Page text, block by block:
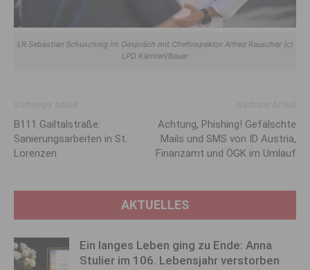
LR Sebastian Schuschnig im Gespräch mit Chefinspektor Alfred Rauscher (c)
LPD Kärnten/Bauer
B111 Gailtalstraße:
Sanierungsarbeiten in St.
Lorenzen
Achtung, Phishing! Gefälschte
Mails und SMS von ID Austria,
Finanzamt und ÖGK im Umlauf
AKTUELLES
Ein langes Leben ging zu Ende: Anna
Stulier im 106. Lebensjahr verstorben